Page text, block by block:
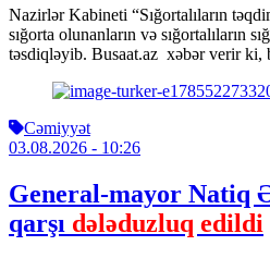
Nazirlər Kabineti “Sığortalıların
sığorta olunanların və sığortalıların
təsdiqləyib. Busaat.az xəbər verir
Cəmiyyət
03.08.2026 - 10:26
General-mayor Natiq
qarşı dələduzluq edildi